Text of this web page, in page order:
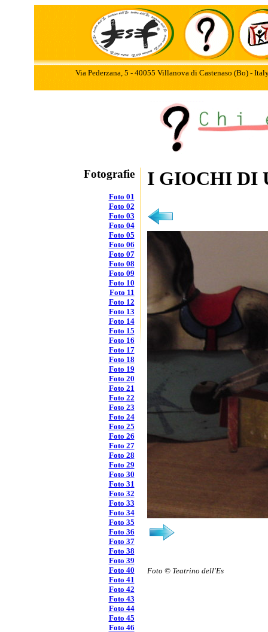
Via Pederzana, 5 - 40055 Villanova di Castenaso (Bo) -
Fotografie
Foto 01
Foto 02
Foto 03
Foto 04
Foto 05
Foto 06
Foto 07
Foto 08
Foto 09
Foto 10
Foto 11
Foto 12
Foto 13
Foto 14
Foto 15
Foto 16
Foto 17
Foto 18
Foto 19
Foto 20
Foto 21
Foto 22
Foto 23
Foto 24
Foto 25
Foto 26
Foto 27
Foto 28
Foto 29
Foto 30
Foto 31
Foto 32
Foto 33
Foto 34
Foto 35
Foto 36
Foto 37
Foto 38
Foto 39
Foto 40
Foto 41
Foto 42
Foto 43
Foto 44
Foto 45
Foto 46
I GIOCHI DI
Foto © Teatrino dell'Es